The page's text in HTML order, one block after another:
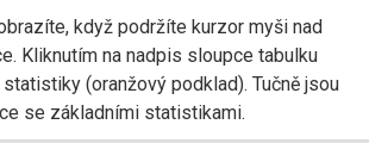
když podržíte kurzor myši nad
Kliknutím na nadpis sloupce tabulku
(oranžový podklad). Tučně jsou
se základními statistikami.